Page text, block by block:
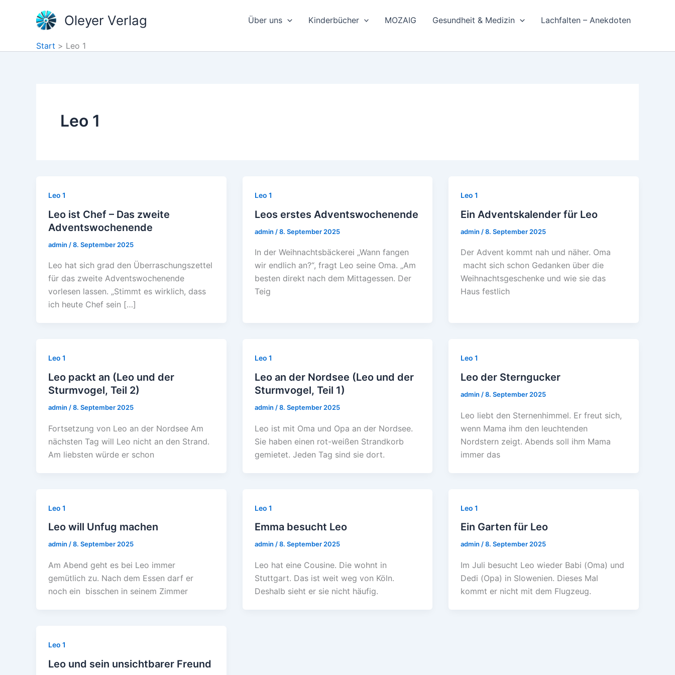
Oleyer Verlag Über uns Kinderbücher MOZAIG Gesundheit & Medizin Lachfalten – Anekdoten
Start Leo 1
Leo 1
Leo 1
Leo ist Chef – Das zweite
Adventswochenende
admin /8. September 2025
Leo hat sich grad den Überraschungszettel
für das zweite Adventswochenende
vorlesen lassen. „Stimmt es wirklich, dass
ich heute Chef sein […]
Leo 1
Leos erstes Adventswochenende
admin /8. September 2025
In der Weihnachtsbäckerei „Wann fangen
wir endlich an?“, fragt Leo seine Oma. „Am
besten direkt nach dem Mittagessen. Der
Teig
Leo 1
Ein Adventskalender für Leo
admin /8. September 2025
Der Advent kommt nah und näher. Oma
macht sich schon Gedanken über die
Weihnachtsgeschenke und wie sie das
Haus festlich
Leo 1
Leo packt an (Leo und der
Sturmvogel, Teil 2)
admin /8. September 2025
Fortsetzung von Leo an der Nordsee Am
nächsten Tag will Leo nicht an den Strand.
Am liebsten würde er schon
Leo 1
Leo an der Nordsee (Leo und der
Sturmvogel, Teil 1)
admin /8. September 2025
Leo ist mit Oma und Opa an der Nordsee.
Sie haben einen rot-weißen Strandkorb
gemietet. Jeden Tag sind sie dort.
Leo 1
Leo der Sterngucker
admin /8. September 2025
Leo liebt den Sternenhimmel. Er freut sich,
wenn Mama ihm den leuchtenden
Nordstern zeigt. Abends soll ihm Mama
immer das
Leo 1
Leo will Unfug machen
admin /8. September 2025
Am Abend geht es bei Leo immer
gemütlich zu. Nach dem Essen darf er
noch ein bisschen in seinem Zimmer
Leo 1
Emma besucht Leo
admin /8. September 2025
Leo hat eine Cousine. Die wohnt in
Stuttgart. Das ist weit weg von Köln.
Deshalb sieht er sie nicht häufig.
Leo 1
Ein Garten für Leo
admin/8. September 2025
Im Juli besucht Leo wieder Babi (Oma) und
Dedi (Opa) in Slowenien. Dieses Mal
kommt er nicht mit dem Flugzeug.
Leo 1
Leo und sein unsichtbarer Freund